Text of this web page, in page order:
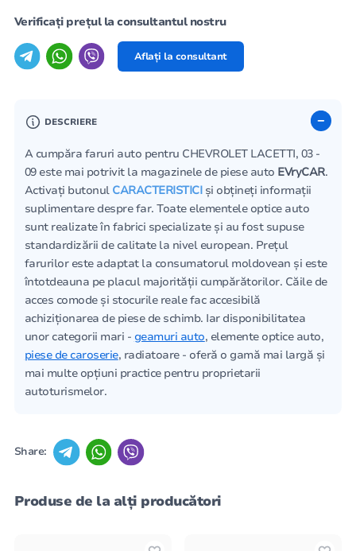
Verificați prețul la consultantul nostru
Aflați la consultant
DESCRIERE
A cumpăra faruri auto pentru CHEVROLET LACETTI, 03 -
09 este mai potrivit la magazinele de piese auto EVryCAR.
Activați butonul CARACTERISTICIși obțineți informații
suplimentare despre far. Toate elementele optice auto
sunt realizate în fabrici specializate și au fost supuse
standardizării de calitate la nivel european. Prețul
farurilor este adaptat la consumatorul moldovean și este
întotdeauna pe placul majorității cumpărătorilor. Căile de
acces comode și stocurile reale fac accesibilă
achiziționarea de piese de schimb. Iar disponibilitatea
unor categorii mari - geamuri auto, elemente optice auto,
piese de caroserie, radiatoare - oferă o gamă mai largă și
mai multe opțiuni practice pentru proprietarii
autoturismelor.
Share:
Produse de la alți producători